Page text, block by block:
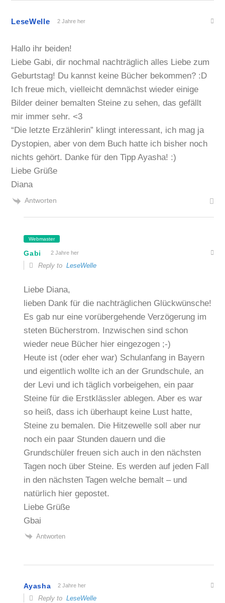
LeseWelle 2 Jahre her
Hallo ihr beiden!
Liebe Gabi, dir nochmal nachträglich alles Liebe zum
Geburtstag! Du kannst keine Bücher bekommen? :D
Ich freue mich, vielleicht demnächst wieder einige
Bilder deiner bemalten Steine zu sehen, das gefällt
mir immer sehr. <3
“Die letzte Erzählerin” klingt interessant, ich mag ja
Dystopien, aber von dem Buch hatte ich bisher noch
nichts gehört. Danke für den Tipp Ayasha! :)
Liebe Grüße
Diana
Antworten
Webmaster
Gabi 2 Jahre her
Reply toLeseWelle
Liebe Diana,
lieben Dank für die nachträglichen Glückwünsche!
Es gab nur eine vorübergehende Verzögerung im
steten Bücherstrom. Inzwischen sind schon
wieder neue Bücher hier eingezogen ;-)
Heute ist (oder eher war) Schulanfang in Bayern
und eigentlich wollte ich an der Grundschule, an
der Levi und ich täglich vorbeigehen, ein paar
Steine für die Erstklässler ablegen. Aber es war
so heiß, dass ich überhaupt keine Lust hatte,
Steine zu bemalen. Die Hitzewelle soll aber nur
noch ein paar Stunden dauern und die
Grundschüler freuen sich auch in den nächsten
Tagen noch über Steine. Es werden auf jeden Fall
in den nächsten Tagen welche bemalt – und
natürlich hier gepostet.
Liebe Grüße
Gbai
Antworten
Ayasha 2 Jahre her
Reply toLeseWelle